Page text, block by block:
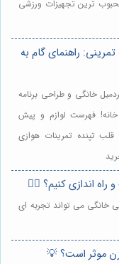
ترین تجهیزات ورزشی
تمرینی: راهنمای گام به
خانگی و طراحی برنامه
فهرست لوازم و پیش
قلب تپنده تمرینات هوازی
اندازی کنیم؟ 🏃‍♀️
خانگی می تواند تجربه ای
موثر است؟ 💡